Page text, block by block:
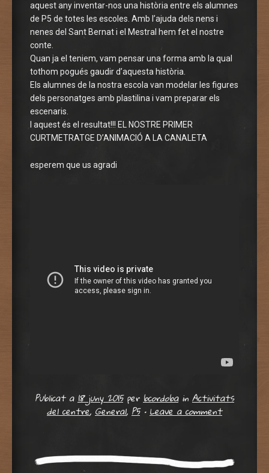
aquest any inventar-nos una història entre els alumnes
de P5 de totes les escoles. Amb l’ajuda dels nens i
nenes del Sant Bernat i el Mestral hem fet el nostre
conte.
Quan ja el teniem, vam pensar una forma amb la qual
tothom pogués gaudir d’aquesta història.
Els alumnes de la nostra escola van modelar les figures
dels personatges amb plastilina i vam preparar els
escenaris.
I aquest és el resultat!!! EL NOSTRE PRIMER
CURTMETRATGE D’ANIMACIÓ A LA CANALETA
esperem que us agradi
Publicat a18 juny 2015perbcordoba in Activitats
del centre, General, P5 •Leave a comment